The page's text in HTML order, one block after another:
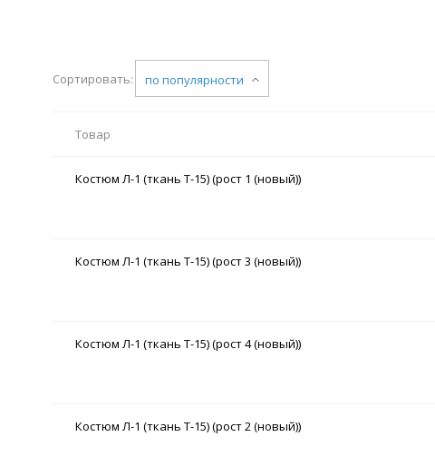
Сортировать: по популярности
Товар
Костюм Л-1 (ткань Т-15) (рост 1 (новый))
Костюм Л-1 (ткань Т-15) (рост 3 (новый))
Костюм Л-1 (ткань Т-15) (рост 4 (новый))
Костюм Л-1 (ткань Т-15) (рост 2 (новый))